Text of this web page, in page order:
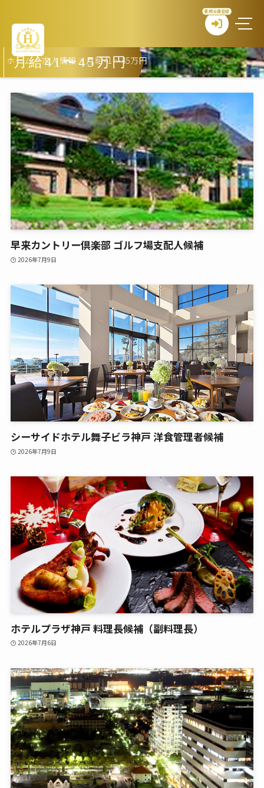
新規会員登録
月給41〜45万円
ホーム>求人情報 > 月給41〜45万円
早来カントリー倶楽部 ゴルフ場支配人候補
2026年7月9日
シーサイドホテル舞子ビラ神戸 洋食管理者候補
2026年7月9日
ホテルプラザ神戸 料理長候補（副料理長）
2026年7月6日